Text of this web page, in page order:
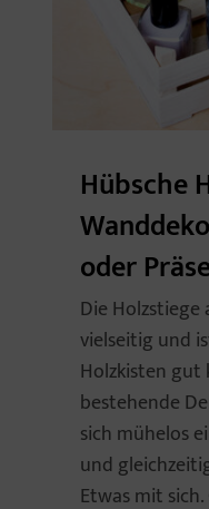
Hübsche
oder
Die Holzstiege
vielseitig und
Holzkisten gut
bestehende
sich mühelos
und
Etwas mit